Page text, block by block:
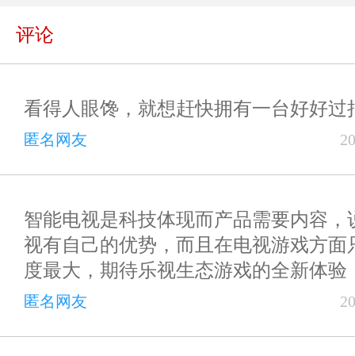
评论
看得人眼馋，就想赶快拥有一台好好过
匿名网友
智能电视是科技体现而产品需要内容，
视有自己的优势，而且在电视游戏方面
度最大，期待乐视生态游戏的全新体验
匿名网友